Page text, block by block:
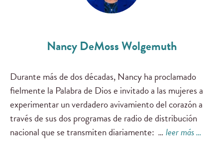
Nancy DeMoss Wolgemuth
Durante más de dos décadas, Nancy ha proclamado
fielmente la Palabra de Dios e invitado a las mujeres a
experimentar un verdadero avivamiento del corazón a
través de sus dos programas de radio de distribución
nacional que se transmiten diariamente: …leer más …